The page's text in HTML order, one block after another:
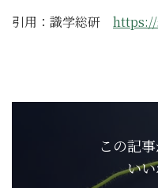
引用：識学総研
この記
い